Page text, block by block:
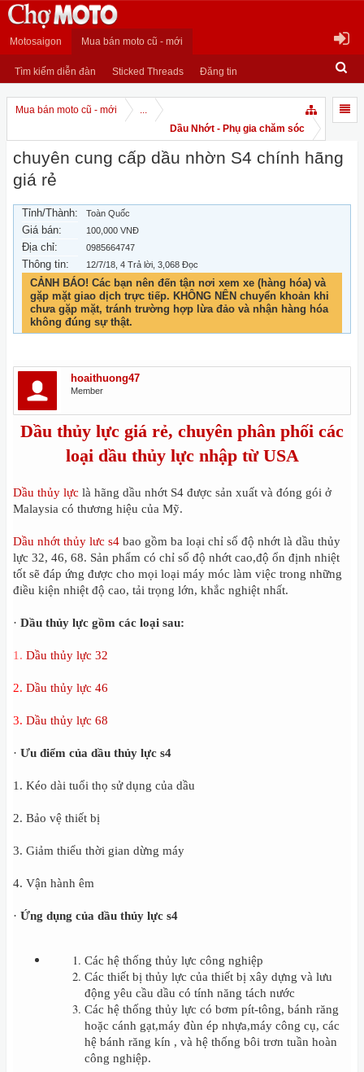
Motosaigon Mua bán moto cũ - mới
Tìm kiếm diễn đàn Sticked Threads Đăng tin
Mua bán moto cũ - mới
...
Dầu Nhớt - Phụ gia chăm sóc
chuyên cung cấp dầu nhờn S4 chính hãng
giá rẻ
Tỉnh/Thành: Toàn Quốc
Giá bán: 100,000 VNĐ
Địa chỉ: 0985664747
Thông tin: 12/7/18 , 4 Trả lời, 3,068 Đọc
CẢNH BÁO! Các bạn nên đến tận nơi xem xe (hàng hóa) và
gặp mặt giao dịch trực tiếp. KHÔNG NÊN chuyển khoản khi
chưa gặp mặt, tránh trường hợp lừa đảo và nhận hàng hóa
không đúng sự thật.
hoaithuong47
Member
Dầu thủy lực giá rẻ, chuyên phân phối các
loại dầu thủy lực nhập từ USA
Dầu thủy lực là hãng dầu nhớt S4 được sản xuất và đóng gói ở
Malaysia có thương hiệu của Mỹ.
Dầu nhớt thủy lưc s4 bao gồm ba loại chỉ số độ nhớt là dầu thủy
lực 32, 46, 68. Sản phẩm có chỉ số độ nhớt cao,độ ổn định nhiệt
tốt sẽ đáp ứng được cho mọi loại máy móc làm việc trong những
điều kiện nhiệt độ cao, tải trọng lớn, khắc nghiệt nhất.
· Dầu thủy lực gồm các loại sau:
1. Dầu thủy lực 32
2. Dầu thủy lực 46
3. Dầu thủy lực 68
· Ưu điểm của dầu thủy lực s4
1. Kéo dài tuổi thọ sử dụng của dầu
2. Bảo vệ thiết bị
3. Giảm thiểu thời gian dừng máy
4. Vận hành êm
· Ứng dụng của dầu thủy lực s4
Các hệ thống thủy lực công nghiệp
Các thiết bị thủy lực của thiết bị xây dựng và lưu
động yêu cầu dầu có tính năng tách nước
Các hệ thống thủy lực có bơm pít-tông, bánh răng
hoặc cánh gạt,máy đùn ép nhựa,máy công cụ, các
hệ bánh răng kín , và hệ thống bôi trơn tuần hoàn
công nghiệp.